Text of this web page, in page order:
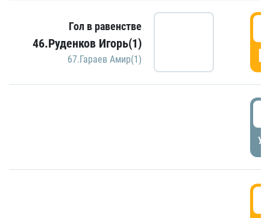
Гол в равенстве
46.Руденков Игорь(1)
67.Гараев Амир(1)